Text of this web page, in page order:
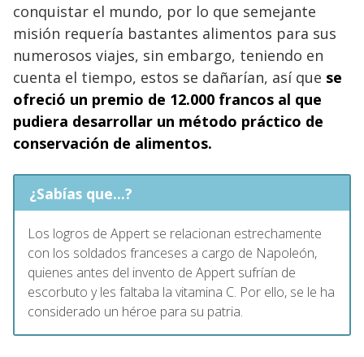
conquistar el mundo, por lo que semejante
misión requería bastantes alimentos para sus
numerosos viajes, sin embargo, teniendo en
cuenta el tiempo, estos se dañarían, así que se
ofreció un premio de 12.000 francos al que
pudiera desarrollar un método práctico de
conservación de alimentos.
¿Sabías que...?
Los logros de Appert se relacionan estrechamente
con los soldados franceses a cargo de Napoleón,
quienes antes del invento de Appert sufrían de
escorbuto y les faltaba la vitamina C. Por ello, se le ha
considerado un héroe para su patria.